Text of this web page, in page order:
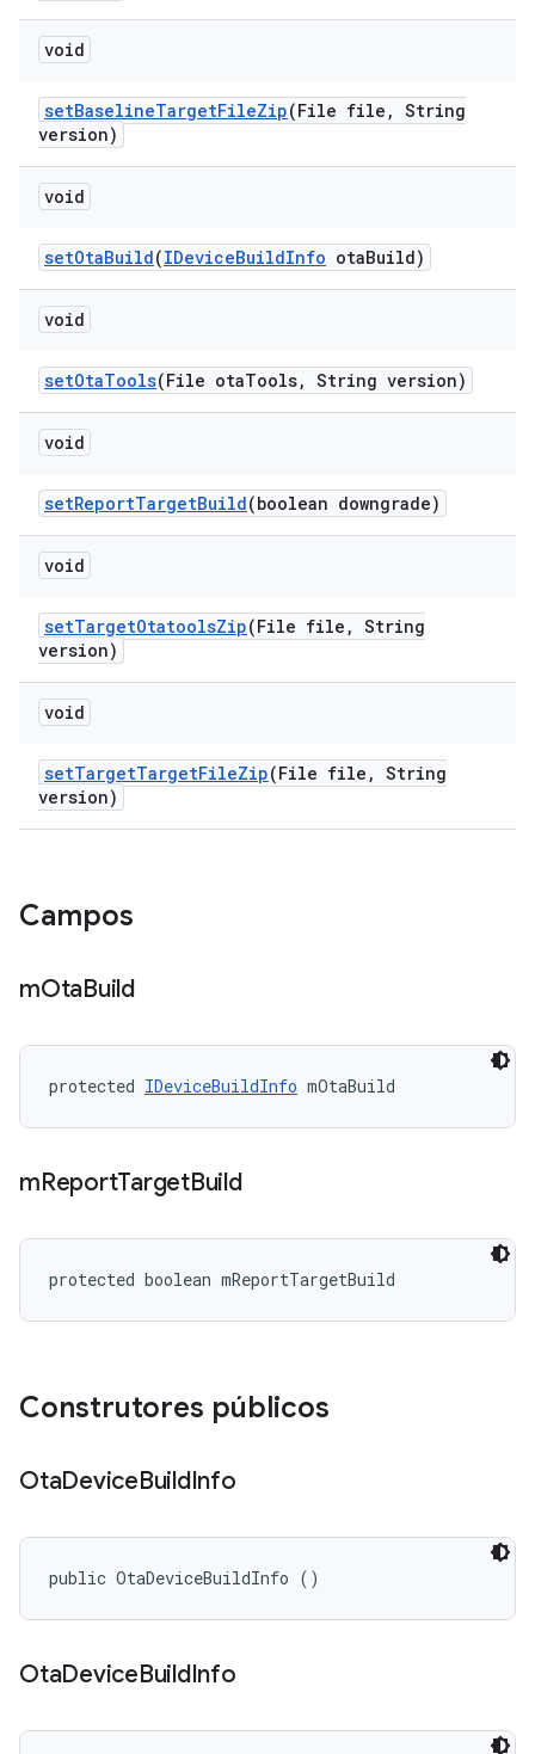
void
setBaselineTargetFileZip(File file , String
version)
void
setOtaBuild(IDeviceBuildInfo otaBuild)
void
setOtaTools(File otaTools, String version)
void
setReportTargetBuild(boolean downgrade)
void
setTargetOtatoolsZip(File file , String
version)
void
setTargetTargetFileZip(File file , String
version)
Campos
mOtaBuild
protected IDeviceBuildInfo mOtaBuild
mReportTargetBuild
protected boolean mReportTargetBuild
Construtores públicos
OtaDeviceBuildInfo
public OtaDeviceBuildInfo ()
OtaDeviceBuildInfo